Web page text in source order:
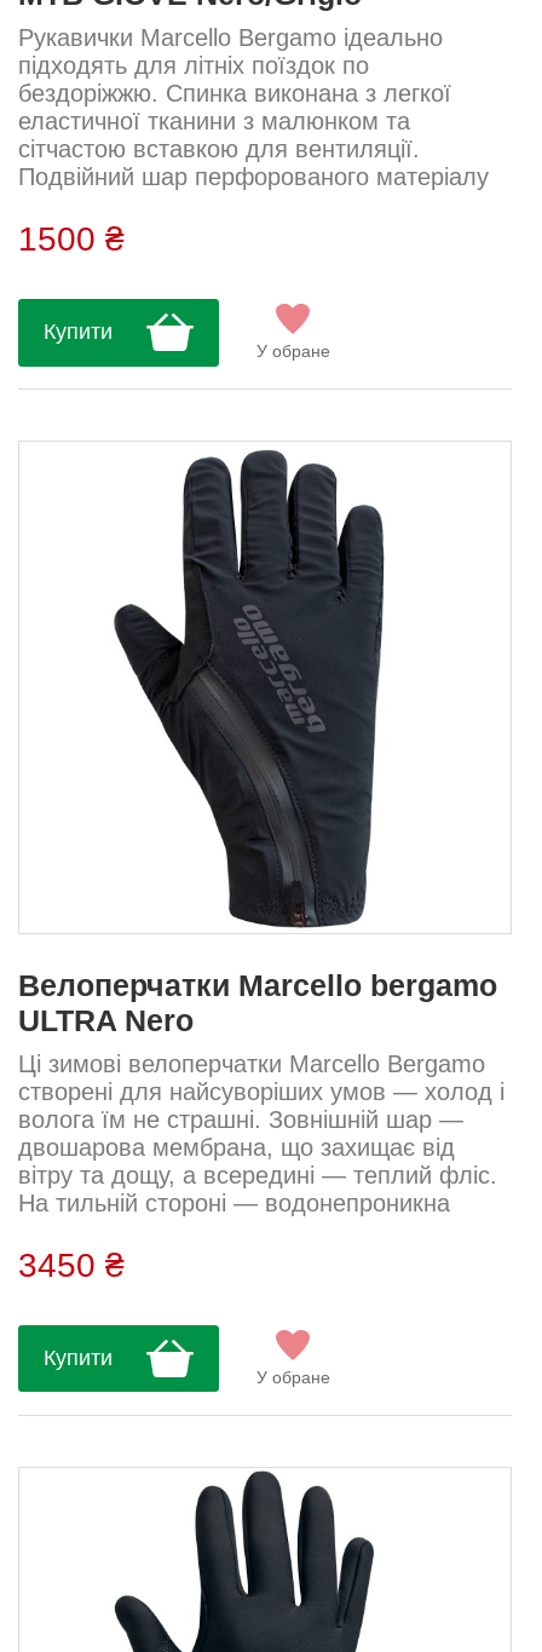
Рукавички Marcello Bergamo ідеально
підходять для літніх поїздок по
бездоріжжю. Спинка виконана з легкої
еластичної тканини з малюнком та
сітчастою вставкою для вентиляції.
Подвійний шар перфорованого матеріалу
Ладонь – з нековзкої тканини та м’якою
зап’ястя, не сковуючи рухів. Склад: 82%
поліамід, 18% еластан...
1500 ₴
Купити
У обране
Велоперчатки Marcello bergamo
ULTRA Nero
Ці зимові велоперчатки Marcello Bergamo
створені для найсуворіших умов — холод і
волога їм не страшні. Зовнішній шар —
двошарова мембрана, що захищає від
вітру та дощу, а всередині — теплий фліс.
На тильній стороні — водонепроникна
світловідбивний логотип для видимості в
темряві. Ладонь — з
Облягаюча посадка забезпечує комфорт та
керованість у русі. Склад: 30% поліамід,
20% нейлон, 20% поліестер, 20%
поліуретан, 10% еластан...
3450 ₴
Купити
У обране